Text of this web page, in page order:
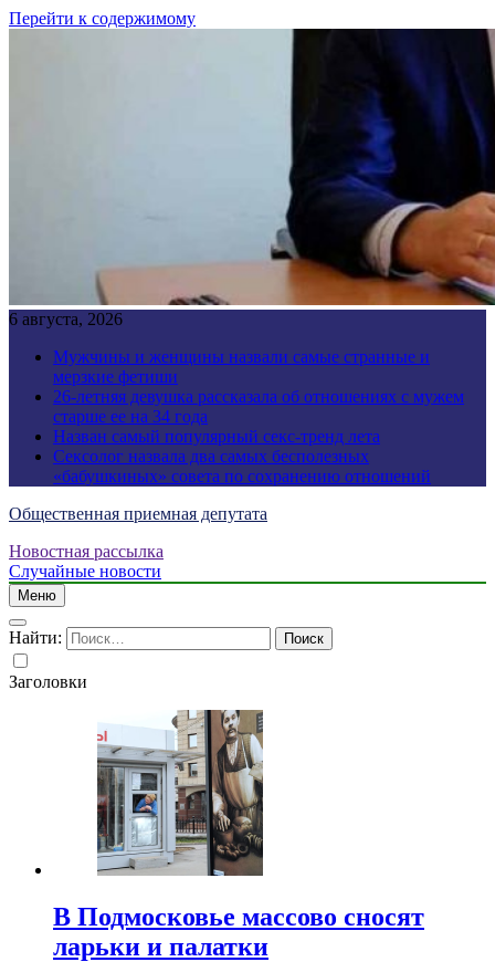
Перейти к содержимому
6 августа, 2026
Мужчины и женщины назвали самые странные и
мерзкие фетиши
26-летняя девушка рассказала об отношениях с мужем
старше ее на 34 года
Назван самый популярный секс-тренд лета
Сексолог назвала два самых бесполезных
«бабушкиных» совета по сохранению отношений
Общественная приемная депутата
Новостная рассылка
Случайные новости
Меню
Найти:
Заголовки
В Подмосковье массово сносят
ларьки и палатки